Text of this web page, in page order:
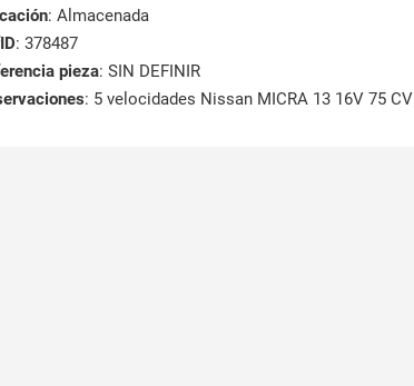
: Almacenada
: 378487
pieza: SIN DEFINIR
: 5 velocidades Nissan MICRA 13 16V 75 CV